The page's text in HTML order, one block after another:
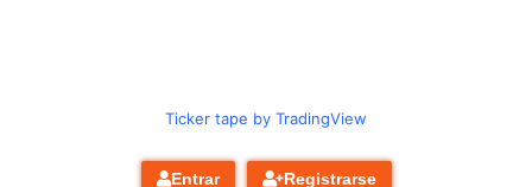
Ticker tape by TradingView
Entrar Registrarse